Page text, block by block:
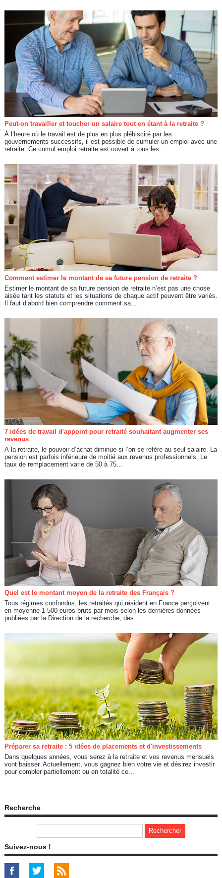
Peut-on travailler et toucher un salaire tout en étant à la retraite ?
À l’heure où le travail est de plus en plus plébiscité par les
gouvernements successifs, il est possible de cumuler un emploi avec une
retraite. Ce cumul emploi retraite est ouvert à tous les...
Comment estimer le montant de sa future pension de retraite ?
Estimer le montant de sa future pension de retraite n’est pas une chose
aisée tant les statuts et les situations de chaque actif peuvent être variés.
Il faut d’abord bien comprendre comment sa...
7 idées de travail d'appoint pour retraité souhaitant augmenter ses
revenus
À la retraite, le pouvoir d’achat diminue si l’on se réfère au seul salaire. La
pension est parfois inférieure de moitié aux revenus professionnels. Le
taux de remplacement varie de 50 à 75...
Quel est le montant moyen de la retraite des Français ?
Tous régimes confondus, les retraités qui résident en France perçoivent
en moyenne 1 500 euros bruts par mois selon les dernières données
publiées par la Direction de la recherche, des...
Préparer sa retraite : 5 idées de placements et d'investissements
Dans quelques années, vous serez à la retraite et vos revenus mensuels
vont baisser. Actuellement, vous gagnez bien votre vie et désirez investir
pour combler partiellement ou en totalité ce...
Recherche
Suivez-nous !